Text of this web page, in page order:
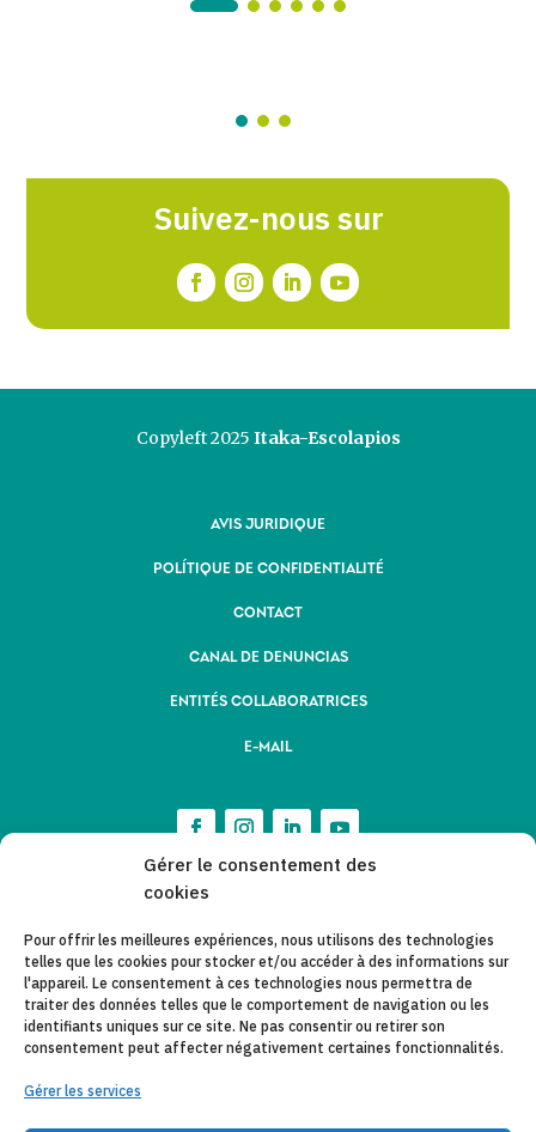
Gérer le consentement des
cookies
Pour offrir les meilleures expériences, nous utilisons des technologies
telles que les cookies pour stocker et/ou accéder à des informations sur
l'appareil. Le consentement à ces technologies nous permettra de
traiter des données telles que le comportement de navigation ou les
identifiants uniques sur ce site. Ne pas consentir ou retirer son
consentement peut affecter négativement certaines fonctionnalités.
Gérer les services
Suivez-nous sur
Copyleft 2025 Itaka-Escolapios
AVIS JURIDIQUE
POLÍTIQUE DE CONFIDENTIALITÉ
CONTACT
CANAL DE DENUNCIAS
ENTITÉS COLLABORATRICES
E-MAIL